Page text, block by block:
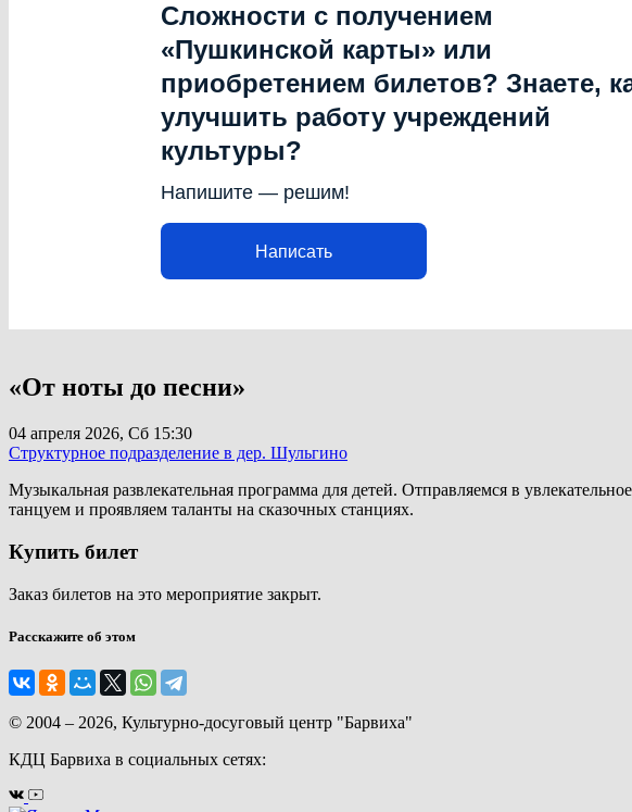
Сложности с получением
«Пушкинской карты» или
приобретением билетов? Знаете,
улучшить работу учреждений
культуры?
Напишите — решим!
Написать
«От ноты до песни»
04 апреля 2026, Сб 15:30
Структурное подразделение в дер. Шульгино
Музыкальная развлекательная программа для детей. Отправляемся в
танцуем и проявляем таланты на сказочных станциях.
Купить билет
Заказ билетов на это мероприятие закрыт.
Расскажите об этом
© 2004 – 2026, Культурно-досуговый центр "Барвиха"
КДЦ Барвиха в социальных сетях: